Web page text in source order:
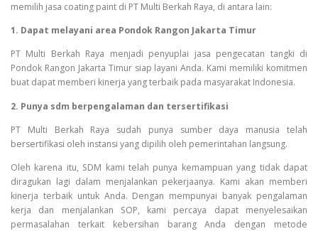
memilih jasa coating paint di PT Multi Berkah Raya, di antara lain:
1. Dapat melayani area Pondok Rangon Jakarta Timur
PT Multi Berkah Raya menjadi penyuplai jasa pengecatan tangki di
Pondok Rangon Jakarta Timur siap layani Anda. Kami memiliki komitmen
buat dapat memberi kinerja yang terbaik pada masyarakat Indonesia.
2. Punya sdm berpengalaman dan tersertifikasi
PT Multi Berkah Raya sudah punya sumber daya manusia telah
bersertifikasi oleh instansi yang dipilih oleh pemerintahan langsung.
Oleh karena itu, SDM kami telah punya kemampuan yang tidak dapat
diragukan lagi dalam menjalankan pekerjaanya. Kami akan memberi
kinerja terbaik untuk Anda. Dengan mempunyai banyak pengalaman
kerja dan menjalankan SOP, kami percaya dapat menyelesaikan
permasalahan terkait kebersihan barang Anda dengan metode